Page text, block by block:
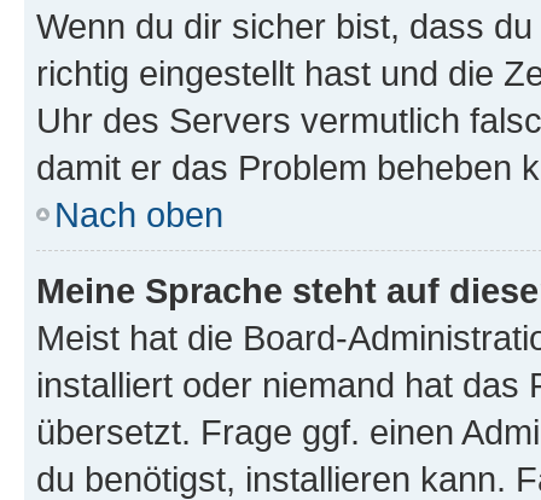
Wenn du dir sicher bist, dass
richtig eingestellt hast und die
Uhr des Servers vermutlich
damit er das Problem beheben
Nach oben
Meine Sprache steht auf
Meist hat die Board-
installiert oder niemand hat das
übersetzt. Frage ggf. einen
du benötigst, installieren kann.